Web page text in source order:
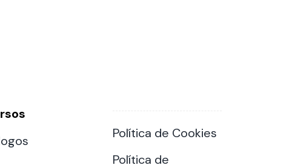
Política de Cookies
Política de